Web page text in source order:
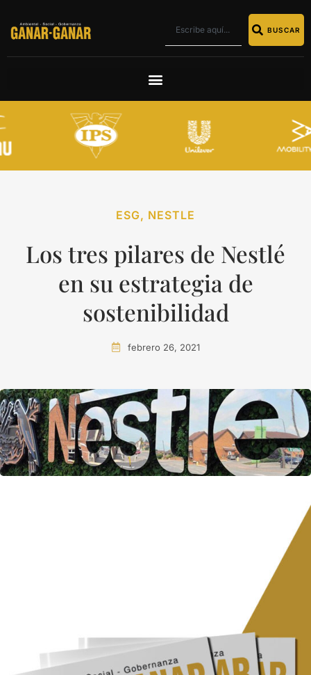
BUSCAR
ESG, NESTLE
Los tres pilares de Nestlé
en su estrategia de
sostenibilidad
febrero 26, 2021